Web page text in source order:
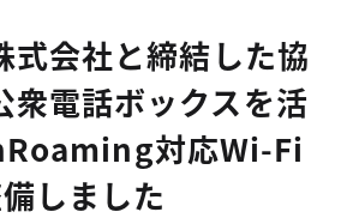
式会社と締結した協
衆電話ボックスを活
対応Wi-Fi
しました